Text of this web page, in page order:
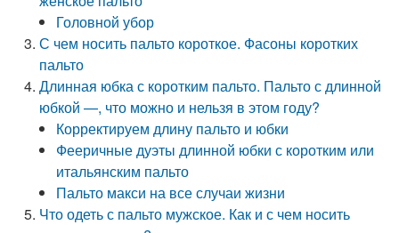
Головной убор
С чем носить пальто короткое. Фасоны коротких
пальто
Длинная юбка с коротким пальто. Пальто с длинной
юбкой —, что можно и нельзя в этом году?
Корректируем длину пальто и юбки
Фееричные дуэты длинной юбки с коротким или
итальянским пальто
Пальто макси на все случаи жизни
Что одеть с пальто мужское. Как и с чем носить